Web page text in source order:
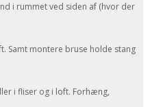
i rummet ved siden af (hvor der
Samt montere bruse holde stang
i fliser og i loft. Forhæng,